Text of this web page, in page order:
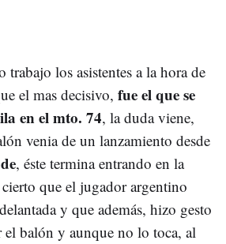
trabajo los asistentes a la hora de
el mas decisivo, fue el que se
en el mto. 74, la duda viene,
venia de un lanzamiento desde
, éste termina entrando en la
que el jugador argentino
y que además, hizo gesto
el balón y aunque no lo toca, al